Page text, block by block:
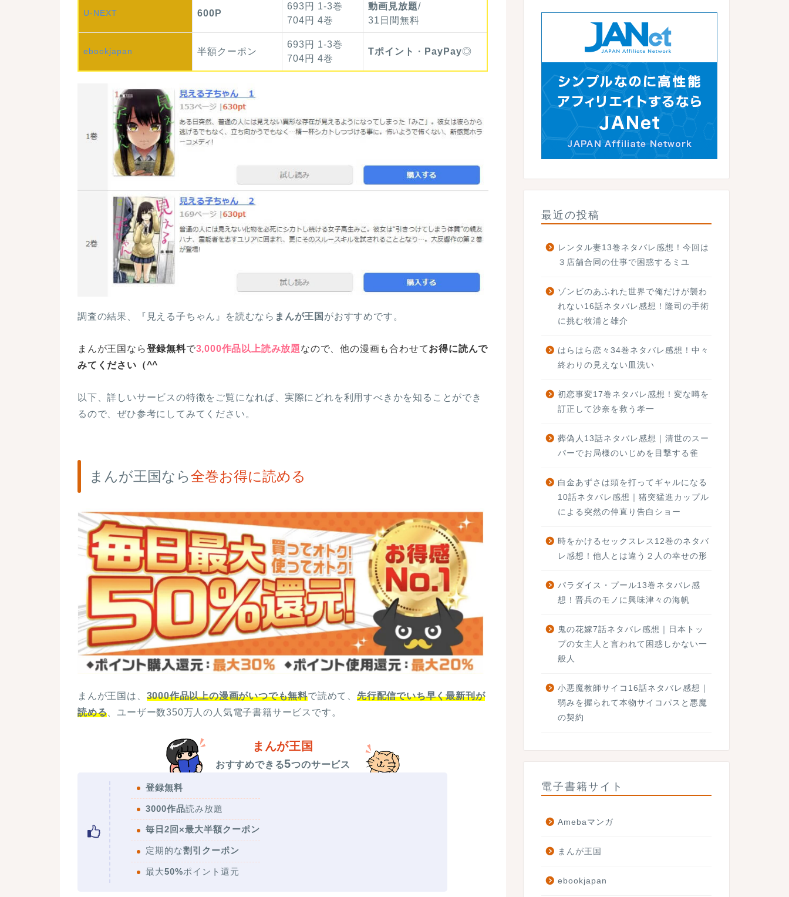
U-NEXT 600P
693円 1-3巻
704円 4巻
動画見放題/
31日間無料
ebookjapan 半額クーポン
693円 1-3巻
704円 4巻
Tポイント ・ PayPay◎
調査の結果、 『見える子ちゃん』を読むなら まんが王国 がおすすめです。
まんが王国なら登録無料で3,000作品以上読み放題なので、他の漫画も合わせてお得に読んで
みてください（^^
以下、詳しいサービスの特徴をご覧になれば、実際にどれを利用すべきかを知ることができ
るので、ぜひ参考にしてみてください。
まんが王国なら全巻お得に読める
まんが王国は、 3000作品以上の漫画がいつでも無料で読めて、先行配信でいち早く最新刊が
読める、ユーザー数350万人の人気電子書籍サービスです。
まんが王国
おすすめできる5つのサービス
登録無料
3000作品読み放題
毎日2回×最大半額クーポン
定期的な割引クーポン
最大50%ポイント還元
最近の投稿
レンタル妻13巻ネタバレ感想！今回は
３店舗合同の仕事で困惑するミユ
ゾンビのあふれた世界で俺だけが襲わ
れない16話ネタバレ感想！隆司の手術
に挑む牧浦と雄介
はらはら恋々34巻ネタバレ感想！中々
終わりの見えない皿洗い
初恋事変17巻ネタバレ感想！変な噂を
訂正して沙奈を救う孝一
葬偽人13話ネタバレ感想｜清世のスー
パーでお局様のいじめを目撃する雀
白金あずさは頭を打ってギャルになる
10話ネタバレ感想｜猪突猛進カップル
による突然の仲直り告白ショー
時をかけるセックスレス12巻のネタバ
レ感想！他人とは違う２人の幸せの形
パラダイス・プール13巻ネタバレ感
想！晋兵のモノに興味津々の海帆
鬼の花嫁7話ネタバレ感想｜日本トッ
プの女主人と言われて困惑しかない一
般人
小悪魔教師サイコ16話ネタバレ感想｜
弱みを握られて本物サイコパスと悪魔
の契約
電子書籍サイト
Amebaマンガ
まんが王国
ebookjapan